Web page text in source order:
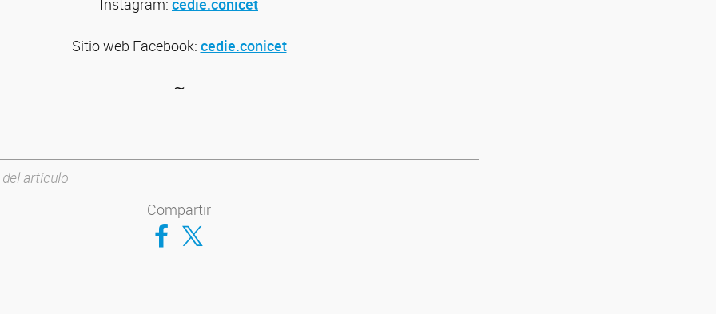
Sitio web Facebook: cedie.conicet
∼
artículo
Compartir
Compartir en Facebook
Compartir en Twitter